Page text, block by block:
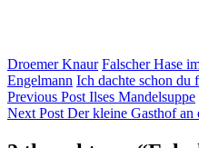
Droemer Knaur Falscher Hase
Engelmann Ich dachte schon du
Beitragsnavigation
Previous Post Ilses Mandelsuppe
Next Post Der kleine Gasthof an